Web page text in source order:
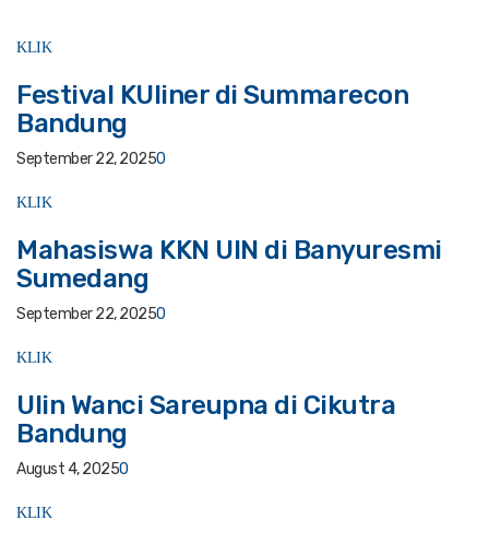
KLIK
Festival KUliner di Summarecon
Bandung
September 22, 20250
KLIK
Mahasiswa KKN UIN di Banyuresmi
Sumedang
September 22, 20250
KLIK
Ulin Wanci Sareupna di Cikutra
Bandung
August 4, 20250
KLIK